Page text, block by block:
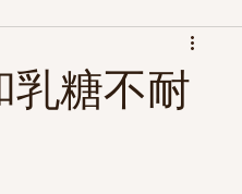
素食營養
乳糖不耐